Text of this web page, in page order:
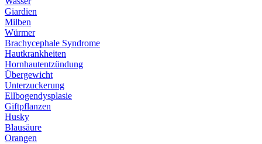
Giardien
Milben
Würmer
Brachycephale Syndrome
Hautkrankheiten
Hornhautentzündung
Übergewicht
Unterzuckerung
Ellbogendysplasie
Giftpflanzen
Husky
Blausäure
Orangen